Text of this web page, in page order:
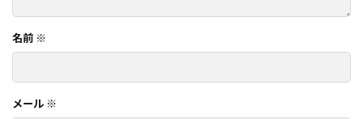
名前 ※
メール ※